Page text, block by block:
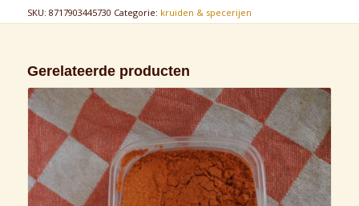
SKU: 8717903445730 Categorie: kruiden & specerijen
Gerelateerde producten